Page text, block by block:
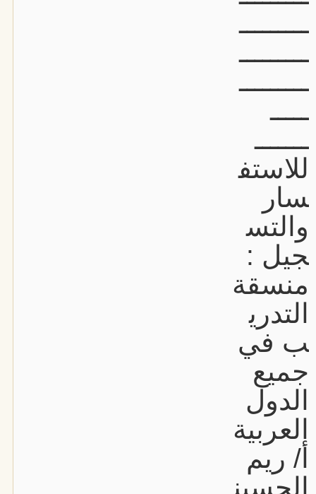
ـــــــــ
ـــــــــ
ـــــــــ
ـــــ
ـــــــ
للاستف
سار
والتس
جيل :
منسقة
التدري
ب في
جميع
الدول
العربية
أ/ ريم
الحسين